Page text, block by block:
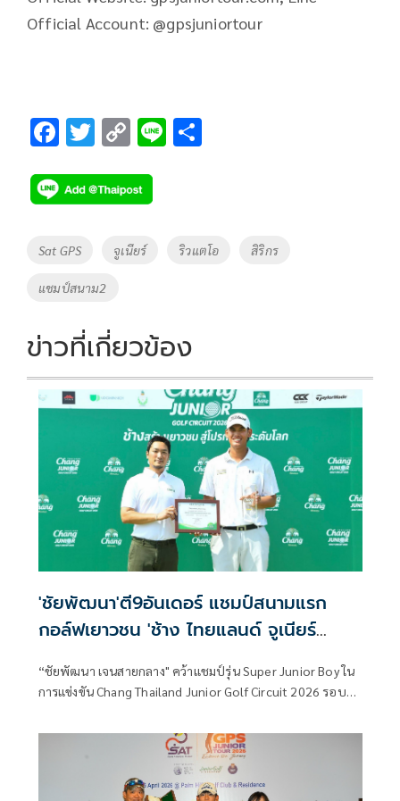
Official Account: @gpsjuniortour
F
e
b
o
o
k
T
tt
er
C
p
y
Li
Li
Tags
Sat GPS จูเนียร์ ริวแตโอ สิริกร
แชมป์สนาม2
ข่าวที่เกี่ยวข้อง
'ชัยพัฒนา'ตี9อันเดอร์ แชมป์สนามแรก
กอล์ฟเยาวชน 'ช้าง ไทยแลนด์ จูเนียร์
“ชัยพัฒนา เจนสายกลาง" คว้าแชมป์รุ่น Super Junior Boy ใน
การแข่งขัน Chang Thailand Junior Golf Circuit 2026 รอบคัด
9 อันเดอร์พาร์ 135